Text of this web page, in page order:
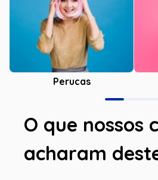
Perucas
O que nossos
acharam